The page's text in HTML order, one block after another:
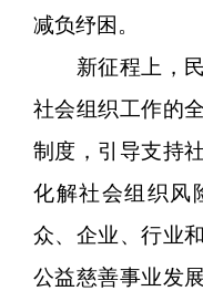
减负纾困。
新征程上，民
社会组织工作的
制度，引导支持
化解社会组织风
众、企业、行业
公益慈善事业发